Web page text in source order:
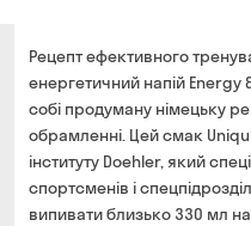
Від 300 до 399 грн
Від 400 до 699 грн
Від 700 грн
Термін доставки — до
*на час доставки можуть
Час складання
Можете без черги
Вас час
Оплата:
готівкою в магазині
банківською картою
Рецепт ефективного
енергетичний напій Energy
собі продуману німецьку
обрамленні. Цей смак
інституту Doehler, який
спортсменів і
випивати близько 330 мл